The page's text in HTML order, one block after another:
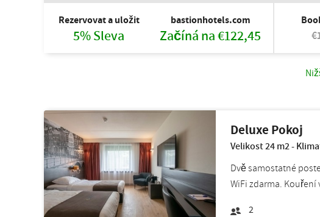
Rezervovat a uložit
5% Sleva
bastionhotels.com
Začíná na €122,45
Deluxe Pokoj
Velikost 24 m2 -
Dvě samostatné
WiFi zdarma.
2